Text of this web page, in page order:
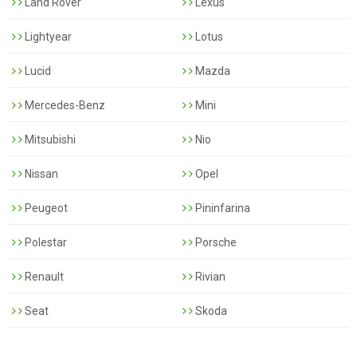
Lightyear Lotus
Lucid Mazda
Mercedes-Benz Mini
Mitsubishi Nio
Nissan Opel
Peugeot Pininfarina
Polestar Porsche
Renault Rivian
Seat Skoda